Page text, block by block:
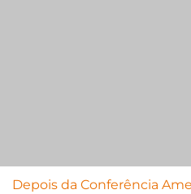
Depois da Conferência